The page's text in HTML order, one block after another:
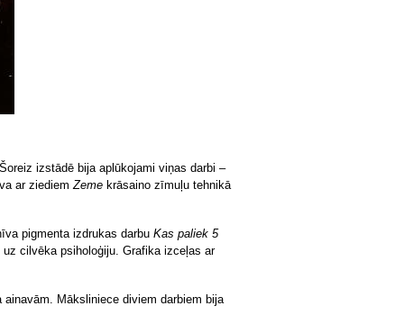
izstādē bija aplūkojami viņas darbi –
ar ziediemZeme krāsaino zīmuļu tehnikā
pigmenta izdrukas darbu Kas paliek 5
cilvēka psiholoģiju. Grafika izceļas ar
Māksliniece diviem darbiem bija